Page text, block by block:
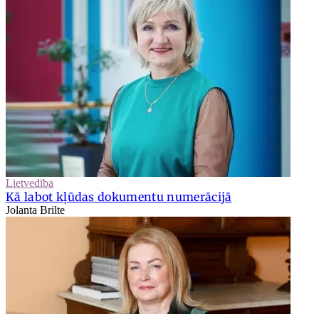
Lietvedība
Kā labot kļūdas dokumentu numerācijā
Jolanta Brilte